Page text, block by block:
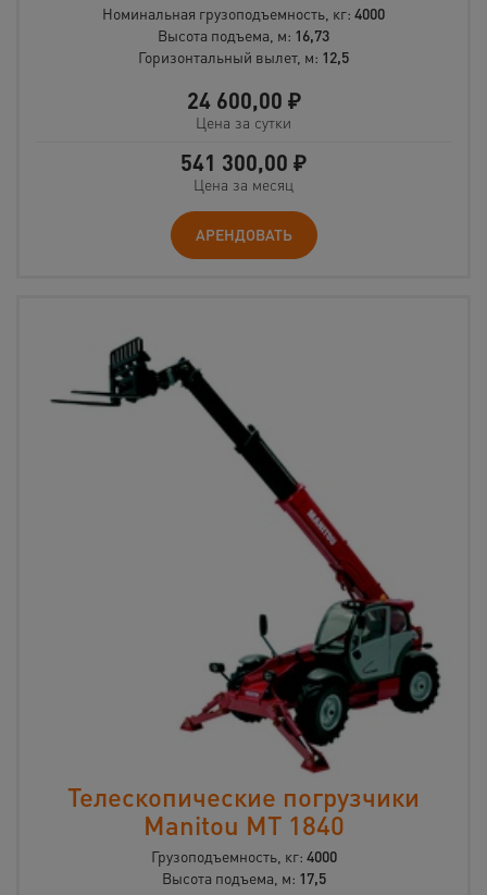
Номинальная грузоподъемность, кг: 4000
Высота подъема, м: 16,73
Горизонтальный вылет, м: 12,5
24 600,00 ₽
Цена за сутки
541 300,00 ₽
Цена за месяц
АРЕНДОВАТЬ
Телескопические погрузчики
Manitou MT 1840
Грузоподъемность, кг: 4000
Высота подъема, м: 17,5